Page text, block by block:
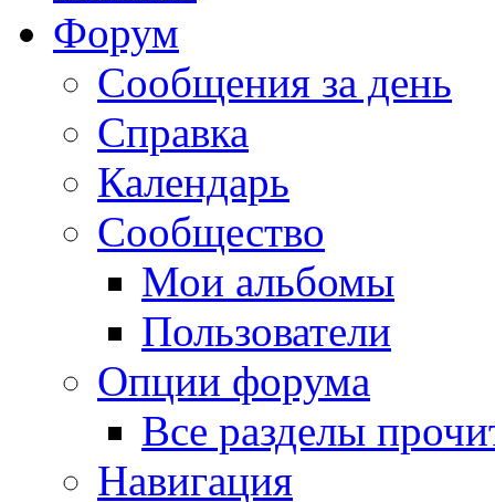
Форум
Сообщения за день
Справка
Календарь
Сообщество
Мои альбомы
Пользователи
Опции форума
Все разделы
Навигация